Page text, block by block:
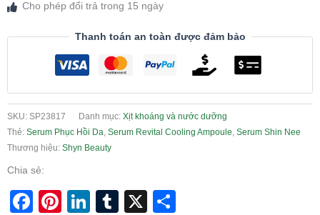
Cho phép đổi trả trong 15 ngày
Thanh toán an toàn được đảm bảo
SKU: SP23817 Danh mục: Xịt khoáng và nước dưỡng
Thẻ: Serum Phục Hồi Da, Serum Revital Cooling Ampoule, Serum Shin Nee
Thương hiệu: Shyn Beauty
Chia sẻ:
Facebook
Pinterest
LinkedIn
Tumblr
X